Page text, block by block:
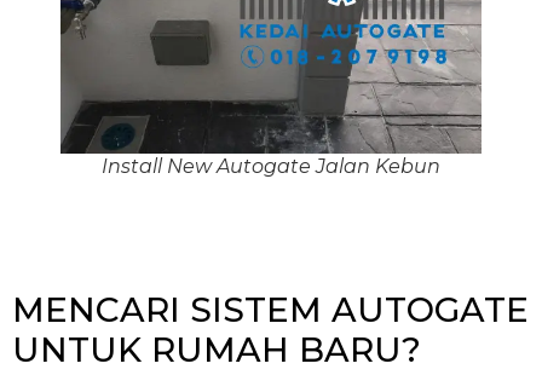
Install New Autogate Jalan Kebun
MENCARI SISTEM AUTOGATE
UNTUK RUMAH BARU?